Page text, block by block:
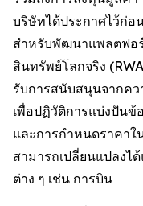
บริษัทได้ประกาศไว้ก่อ
สำหรับพัฒนาแพลตฟอ
สินทรัพย์โลกจริง
รับการสนับสนุนจากค
เพื่อปฏิวัติการแบ่งปัน
และการกำหนดราคา
สามารถเปลี่ยนแปลงไ
ต่าง ๆ เช่น การบิน